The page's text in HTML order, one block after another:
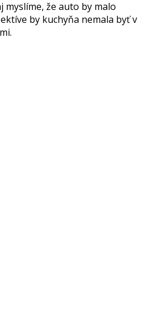
myslíme, že auto by malo
by kuchyňa nemala byť v